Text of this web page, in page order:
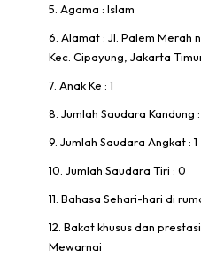
5. Agama : Islam
6. Alamat : Jl. Palem Merah
Kec. Cipayung, Jakarta
7. Anak Ke : 1
8. Jumlah Saudara Kandung
9. Jumlah Saudara Angkat : 1
10. Jumlah Saudara Tiri : 0
11. Bahasa Sehari-hari di
12. Bakat khusus dan
Mewarnai